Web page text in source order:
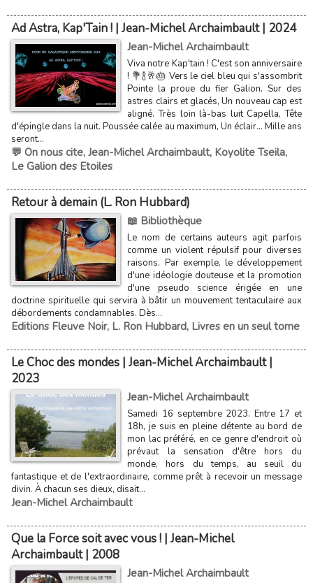
Ad Astra, Kap'Tain ! | Jean-Michel Archaimbault | 2024
Jean-Michel Archaimbault
Viva notre Kap'tain ! C'est son anniversaire
! 💐🍾🥂🎂 Vers le ciel bleu qui s'assombrit
Pointe la proue du fier Galion. Sur des
astres clairs et glacés, Un nouveau cap est
aligné. Très loin là-bas luit Capella, Tête
d'épingle dans la nuit. Poussée calée au maximum, Un éclair... Mille ans
seront...
💬 On nous cite, Jean-Michel Archaimbault, Koyolite Tseila,
Le Galion des Etoiles
Retour à demain (L. Ron Hubbard)
📖 Bibliothèque
Le nom de certains auteurs agit parfois
comme un violent répulsif pour diverses
raisons. Par exemple, le développement
d'une idéologie douteuse et la promotion
d'une pseudo science érigée en une
doctrine spirituelle qui servira à bâtir un mouvement tentaculaire aux
débordements condamnables. Dès...
Editions Fleuve Noir, L. Ron Hubbard, Livres en un seul tome
Le Choc des mondes | Jean-Michel Archaimbault |
2023
Jean-Michel Archaimbault
Samedi 16 septembre 2023. Entre 17 et
18h, je suis en pleine détente au bord de
mon lac préféré, en ce genre d'endroit où
prévaut la sensation d'être hors du
monde, hors du temps, au seuil du
fantastique et de l'extraordinaire, comme prêt à recevoir un message
divin. À chacun ses dieux, disait...
Jean-Michel Archaimbault
Que la Force soit avec vous ! | Jean-Michel
Archaimbault | 2008
Jean-Michel Archaimbault